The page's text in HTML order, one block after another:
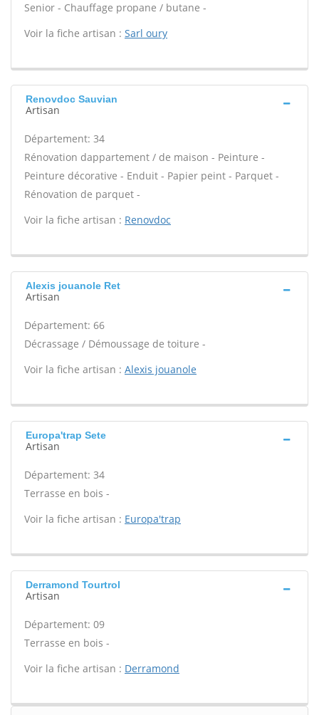
Senior - Chauffage propane / butane -
Voir la fiche artisan : Sarl oury
Renovdoc Sauvian
Artisan
Département: 34
Rénovation dappartement / de maison - Peinture -
Peinture décorative - Enduit - Papier peint - Parquet -
Rénovation de parquet -
Voir la fiche artisan : Renovdoc
Alexis jouanole Ret
Artisan
Département: 66
Décrassage / Démoussage de toiture -
Voir la fiche artisan : Alexis jouanole
Europa'trap Sete
Artisan
Département: 34
Terrasse en bois -
Voir la fiche artisan : Europa'trap
Derramond Tourtrol
Artisan
Département: 09
Terrasse en bois -
Voir la fiche artisan : Derramond